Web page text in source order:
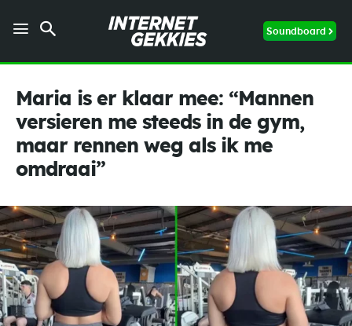
Soundboard
Maria is er klaar mee: “Mannen
versieren me steeds in de gym,
maar rennen weg als ik me
omdraai”